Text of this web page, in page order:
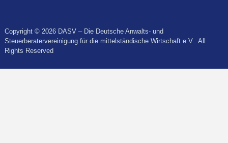
Copyright © 2026 DASV – Die Deutsche Anwalts- und
Steuerberatervereinigung für die mittelständische Wirtschaft e.V.. All
Rights Reserved